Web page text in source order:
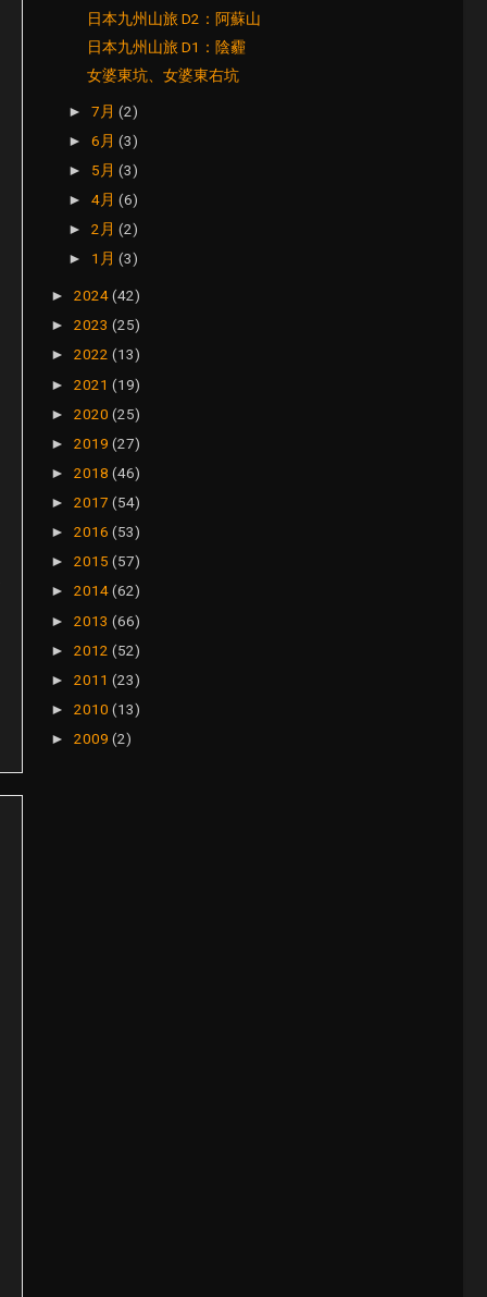
日本九州山旅 D2：阿蘇山
日本九州山旅 D1：陰霾
女婆東坑、女婆東右坑
►7月(2)
►6月(3)
► 5月(3)
►4月(6)
►2月(2)
► 1月(3)
► 2024(42)
► 2023 (25)
► 2022 (13)
► 2021 (19)
► 2020 (25)
► 2019 (27)
► 2018 (46)
► 2017 (54)
► 2016 (53)
► 2015 (57)
► 2014(62)
► 2013 (66)
► 2012 (52)
► 2011 (23)
► 2010 (13)
► 2009 (2)